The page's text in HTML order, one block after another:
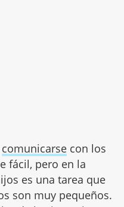
comunicarsecon los
fácil, pero en la
es una tarea que
son muy pequeños.